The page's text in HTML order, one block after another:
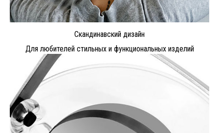
Скандинавский дизайн
Для любителей стильных и функциональных изделий